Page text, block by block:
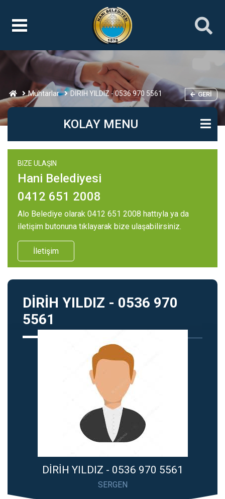
Muhtarlar DİRİH YILDIZ - 0536 970 5561 GERI
KOLAY MENU
BIZE ULAŞIN
Hani Belediyesi
0412 651 2008
Alo Belediye olarak 0412 651 2008 hattıyla ya da
iletişim butonuna tıklayarak bize ulaşabilirsiniz.
İletişim
DİRİH YILDIZ - 0536 970
5561
DİRİH YILDIZ - 0536 970 5561
SERGEN